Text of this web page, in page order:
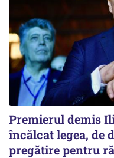
Premierul demis
încălcat legea, de
pregătire pentru